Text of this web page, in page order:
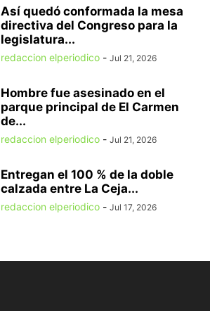
Así quedó conformada la mesa
directiva del Congreso para la
legislatura...
redaccion elperiodico - Jul 21, 2026
Hombre fue asesinado en el
parque principal de El Carmen
de...
redaccion elperiodico - Jul 21, 2026
Entregan el 100 % de la doble
calzada entre La Ceja...
redaccion elperiodico - Jul 17, 2026